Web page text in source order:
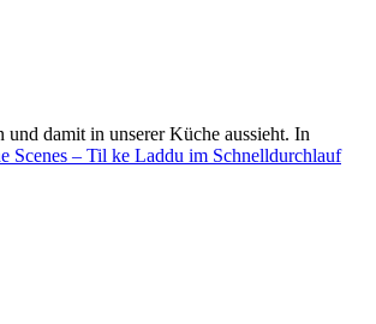
damit in unserer Küche aussieht. In
Scenes – Til ke Laddu im Schnelldurchlauf